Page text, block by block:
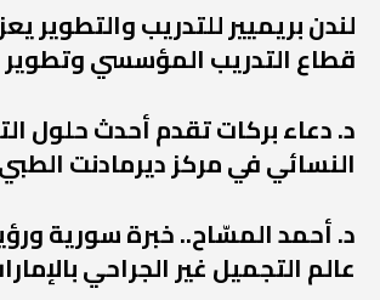
لندن بريميير للتدريب والتطوير
قطاع التدريب المؤسسي وتطوير
د. دعاء بركات تقدم أحدث حلول
النسائي في مركز ديرمادنت
د. أحمد المسّاح.. خبرة سورية
عالم التجميل غير الجراحي